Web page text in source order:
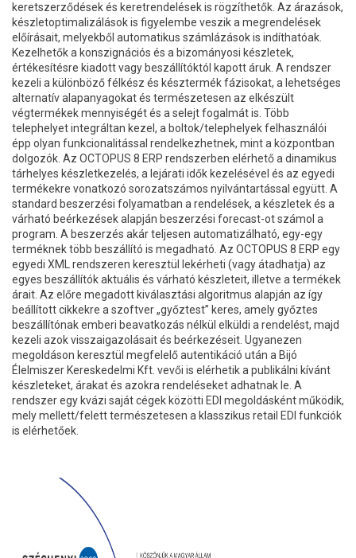
keretszerződések és keretrendelések is rögzíthetők. Az árazások,
készletoptimalizálások is figyelembe veszik a megrendelések
előírásait, melyekből automatikus számlázások is indíthatóak.
Kezelhetők a konszignációs és a bizományosi készletek,
értékesítésre kiadott vagy beszállítóktól kapott áruk. A rendszer
kezeli a különböző félkész és késztermék fázisokat, a lehetséges
alternatív alapanyagokat és természetesen az elkészült
végtermékek mennyiségét és a selejt fogalmát is. Több
telephelyet integráltan kezel, a boltok/telephelyek felhasználói
épp olyan funkcionalitással rendelkezhetnek, mint a központban
dolgozók. Az OCTOPUS 8 ERP rendszerben elérhető a dinamikus
tárhelyes készletkezelés, a lejárati idők kezelésével és az egyedi
termékekre vonatkozó sorozatszámos nyilvántartással együtt. A
standard beszerzési folyamatban a rendelések, a készletek és a
várható beérkezések alapján beszerzési forecast-ot számol a
program. A beszerzés akár teljesen automatizálható, egy-egy
terméknek több beszállító is megadható. Az OCTOPUS 8 ERP egy
egyedi XML rendszeren keresztül lekérheti (vagy átadhatja) az
egyes beszállítók aktuális és várható készleteit, illetve a termékek
árait. Az előre megadott kiválasztási algoritmus alapján az így
beállított cikkekre a szoftver „győztest” keres, amely győztes
beszállítónak emberi beavatkozás nélkül elküldi a rendelést, majd
kezeli azok visszaigazolásait és beérkezéseit. Ugyanezen
megoldáson keresztül megfelelő autentikáció után a Bijó
Élelmiszer Kereskedelmi Kft. vevői is elérhetik a publikálni kívánt
készleteket, árakat és azokra rendeléseket adhatnak le. A
rendszer egy kvázi saját cégek közötti EDI megoldásként működik,
mely mellett/felett természetesen a klasszikus retail EDI funkciók
is elérhetőek.